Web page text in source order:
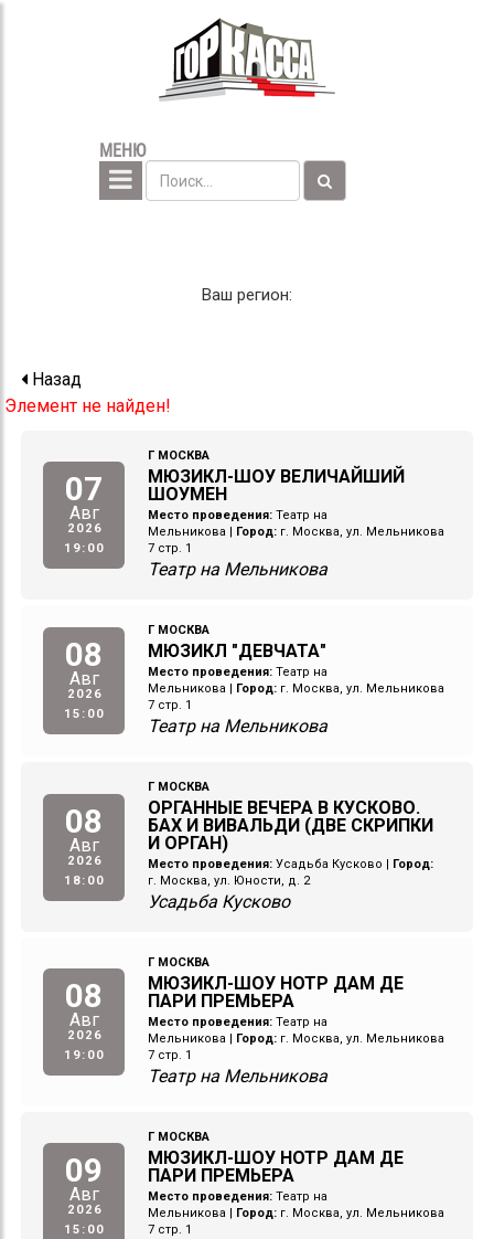
МЕНЮ
Ваш регион:
Назад
Элемент не найден!
07
Авг
2026
19:00
Г МОСКВА
МЮЗИКЛ-ШОУ ВЕЛИЧАЙШИЙ
ШОУМЕН
Место проведения: Театр на
Мельникова
Город: г. Москва, ул. Мельникова
7 стр. 1
Театр на Мельникова
08
Авг
2026
15:00
Г МОСКВА
МЮЗИКЛ "ДЕВЧАТА"
Место проведения: Театр на
Мельникова
Город: г. Москва, ул. Мельникова
7 стр. 1
Театр на Мельникова
08
Авг
2026
18:00
Г МОСКВА
ОРГАННЫЕ ВЕЧЕРА В КУСКОВО.
БАХ И ВИВАЛЬДИ (ДВЕ СКРИПКИ
И ОРГАН)
Место проведения: Усадьба Кусково
Город:
г. Москва, ул. Юности, д. 2
Усадьба Кусково
08
Авг
2026
19:00
Г МОСКВА
МЮЗИКЛ-ШОУ НОТР ДАМ ДЕ
ПАРИ ПРЕМЬЕРА
Место проведения: Театр на
Мельникова
Город: г. Москва, ул. Мельникова
7 стр. 1
Театр на Мельникова
09
Авг
2026
15:00
Г МОСКВА
МЮЗИКЛ-ШОУ НОТР ДАМ ДЕ
ПАРИ ПРЕМЬЕРА
Место проведения: Театр на
Мельникова
Город: г. Москва, ул. Мельникова
7 стр. 1